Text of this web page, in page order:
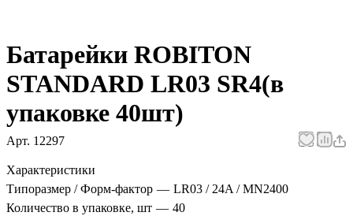
Батарейки ROBITON
STANDARD LR03 SR4(в
упаковке 40шт)
Арт. 12297
Характеристики
Типоразмер / Форм-фактор — LR03 / 24A / MN2400
Количество в упаковке, шт — 40